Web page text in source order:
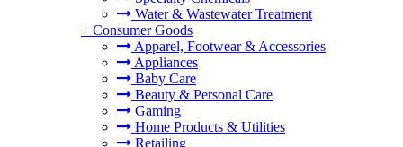
Water & Wastewater Treatment
+ Consumer Goods
Apparel, Footwear & Accessories
Appliances
Baby Care
Beauty & Personal Care
Gaming
Home Products & Utilities
Retailing